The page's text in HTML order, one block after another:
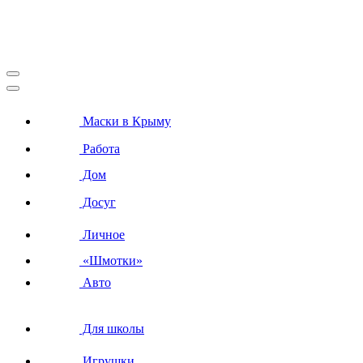
Маски в Крыму
Работа
Дом
Досуг
Личное
«Шмотки»
Авто
Для школы